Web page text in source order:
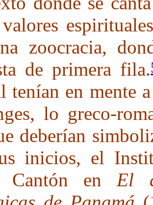
zoocracia,
de primera fila.
tenían en mente
lo greco-
deberían
inicios, el
Cantón enEl